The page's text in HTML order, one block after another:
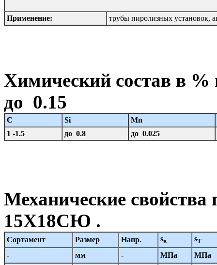
Применение: трубы пиролизных установок,
Химический состав в
до 0.15
C Si
Mn
1 -1.5
до 0.8 до 0.025
Механические свойства
15Х18СЮ .
Сортамент Размер Напр. sв sT
- мм - МПа
МПа